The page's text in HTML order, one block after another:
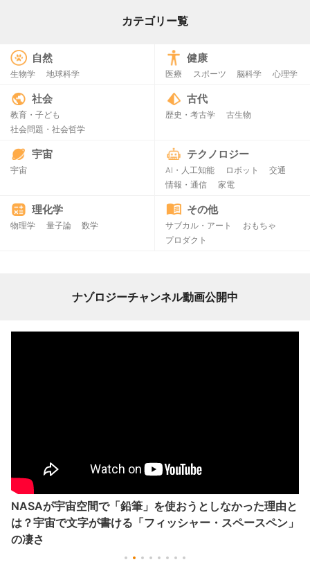
カテゴリー覧
自然
生物学 地球科学
健康
医療 スポーツ 脳科学 心理学
社会
教育・子ども
社会問題・社会哲学
古代
歴史・考古学 古生物
宇宙
宇宙
テクノロジー
AI・人工知能 ロボット
交通
情報・通信
家電
理化学
物理学 量子論 数学
その他
サブカル・アート
おもちゃ
プロダクト
ナゾロジーチャンネル動画公開中
NASAが宇宙空間で「鉛筆」を使おうとしなかった理由と
は？宇宙で文字が書ける「フィッシャー・スペースペン」
の凄さ